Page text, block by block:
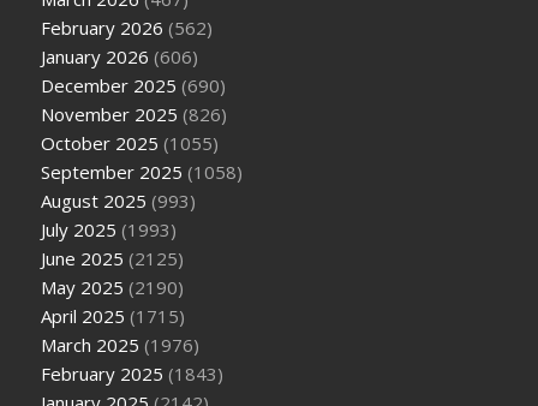
February 2026 (562)
January 2026 (606)
December 2025 (690)
November 2025 (826)
October 2025 (1055)
September 2025 (1058)
August 2025 (993)
July 2025 (1993)
June 2025 (2125)
May 2025 (2190)
April 2025 (1715)
March 2025 (1976)
February 2025 (1843)